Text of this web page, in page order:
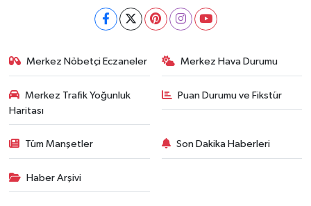
Merkez Nöbetçi Eczaneler Merkez Hava Durumu
Merkez Trafik Yoğunluk
Haritası
Puan Durumu ve Fikstür
Tüm Manşetler Son Dakika Haberleri
Haber Arşivi
SİYASET
SPOR HABERLERİ
TEKNOLOJİ
Turizm